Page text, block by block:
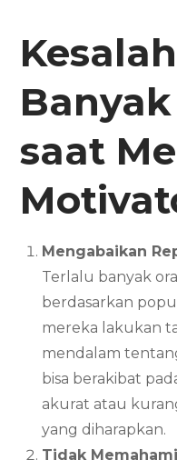
saat
Mengabaikan
Terlalu banyak
berdasarkan
mereka lakukan
mendalam
bisa berakibat
akurat atau
yang diharapkan.
Tidak